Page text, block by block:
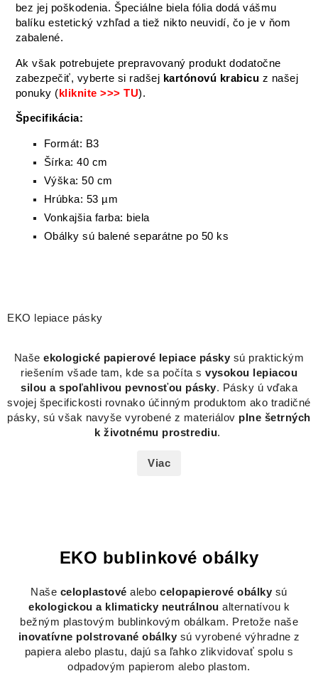
bez jej poškodenia. Špeciálne biela fólia dodá vášmu
balíku estetický vzhľad a tiež nikto neuvidí, čo je v ňom
zabalené.
Ak však potrebujete prepravovaný produkt dodatočne
zabezpečiť, vyberte si radšej kartónovú krabicu z našej
ponuky (kliknite >>> TU).
Špecifikácia:
Formát: B3
Šírka: 40 cm
Výška: 50 cm
Hrúbka: 53 µm
Vonkajšia farba: biela
Obálky sú balené separátne po 50 ks
EKO lepiace pásky
Našeekologické papierové lepiace pásky sú praktickým
riešením všade tam, kde sa počíta s vysokou lepiacou
silou a spoľahlivou pevnosťou pásky. Pásky ú vďaka
svojej špecifickosti rovnako účinným produktom ako tradičné
pásky, sú však navyše vyrobené z materiálov plne šetrných
k životnému prostrediu.
Viac
EKO bublinkové obálky
Naše celoplastovéalebocelopapierové obálky sú
ekologickou a klimaticky neutrálnou alternatívou k
bežným plastovým bublinkovým obálkam. Pretože naše
inovatívne polstrované obálky sú vyrobené výhradne z
papiera alebo plastu, dajú sa ľahko zlikvidovať spolu s
odpadovým papierom alebo plastom.